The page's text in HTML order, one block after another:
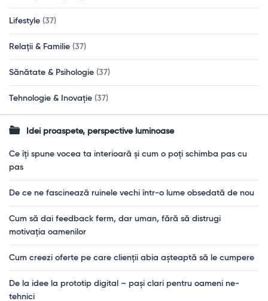
Lifestyle (37)
Relații & Familie (37)
Sănătate & Psihologie (37)
Tehnologie & Inovație (37)
Idei proaspete, perspective luminoase
Ce îți spune vocea ta interioară și cum o poți schimba pas cu
pas
De ce ne fascinează ruinele vechi într-o lume obsedată de nou
Cum să dai feedback ferm, dar uman, fără să distrugi
motivația oamenilor
Cum creezi oferte pe care clienții abia așteaptă să le cumpere
De la idee la prototip digital – pași clari pentru oameni ne-
tehnici